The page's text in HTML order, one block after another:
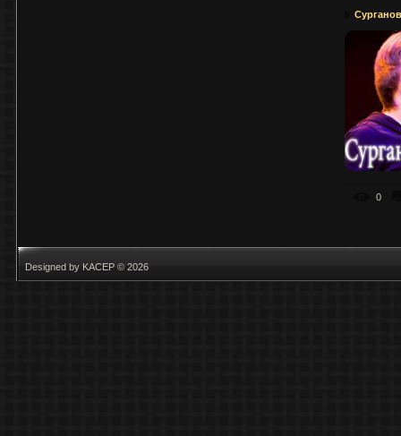
0
Designed by KACEP © 2026